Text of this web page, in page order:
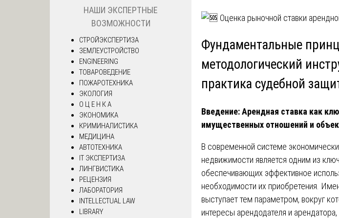
Фундаментальные
методологический
практика судебной
Введение: Арендная ставка как
имущественных отношений и
В современной системе
недвижимости является одним из
обеспечивающих эффективное
необходимости их приобретения.
выступает тем параметром, вокруг
интересы арендодателя и
НАШИ ЭКСПЕРТНЫЕ
ВОЗМОЖНОСТИ
СТРОЙЭКСПЕРТИЗА
ЗЕМЛЕУСТРОЙСТВО
ENGINEERING
ТОВАРОВЕДЕНИЕ
ПОЖАРОТЕХНИКА
ЭКОЛОГИЯ
О Ц Е Н К А
ЭКОНОМИКА
КРИМИНАЛИСТИКА
МЕДИЦИНА
АВТОТЕХНИКА
IT ЭКСПЕРТИЗА
ЛИНГВИСТИКА
РЕЦЕНЗИЯ
ЛАБОРАТОРИЯ
INTELLECTUAL LAW
LIBRARY